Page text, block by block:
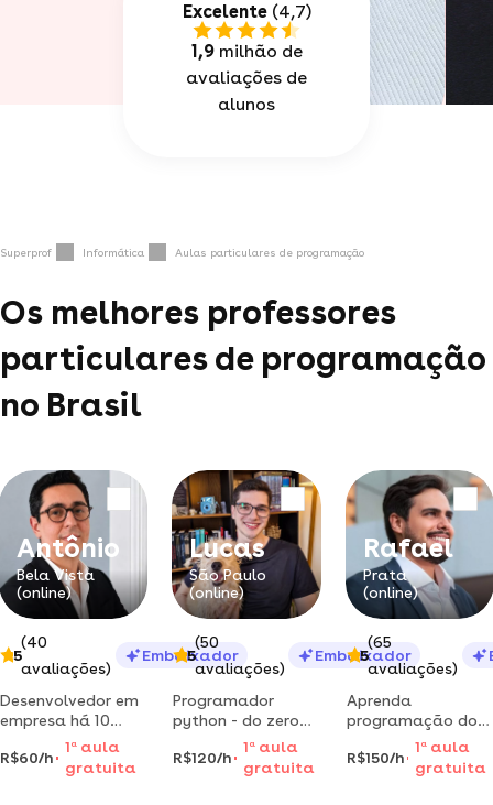
Excelente(4,7)
1,9milhão de
avaliações de
alunos
Superprof Informática Aulas particulares de programação
Os melhores professores
particulares de programação
no Brasil
Antônio
Bela Vista
(online)
5
(40
avaliações)
Embaixador
Desenvolvedor em
empresa há 10
anos ensina o que
cursos gravados
não conseguem —
R$60/h
1 aaula
gratuita
Lucas
São Paulo
(online)
5
(50
avaliações)
Embaixador
Programador
python - do zero
ao mestre: para
todas as idades,
de todos os níveis
R$120/h
1 a aula
gratuita
Rafael
Prata
(online)
5
(65
avaliações)
Aprenda
programação do
zero e como
dominar ai para
R$150/h
1 a aula
gratuita